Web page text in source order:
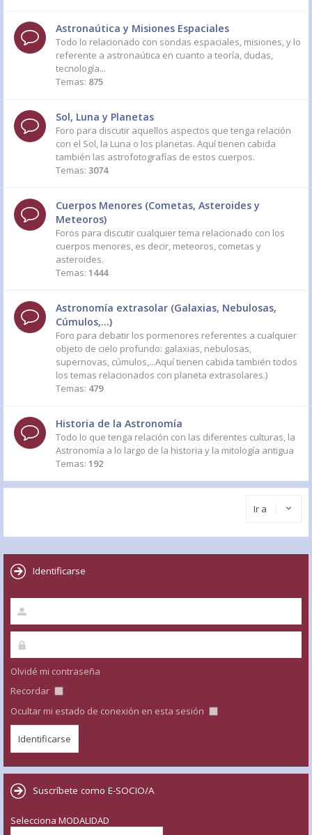
Astronaútica y Misiones Espaciales
Todo lo relacionado con sondas espaciales, misiones, y lo
referente a astronaútica en cuanto a teoría, dudas,
tecnología...
Temas: 875
Sol, Luna y Planetas
Foro para discutir aquellos aspectos que tenga relación
con el Sol, la Luna o los planetas. Aquí tienen cabida
también las astrofotografías de estos cuerpos.
Temas: 3074
Cuerpos Menores (Cometas, Asteroides y
Meteoros)
Foros para discutir cualquier tema relacionado con los
cuerpos menores, es decir, meteoros, cometas y
asteroides.
Temas: 1444
Astronomía extrasolar (Galaxias, Nebulosas,
Cúmulos,...)
Foro para debatir los pormenores referentes a cualquier
objeto de cielo profundo: galaxias, nebulosas,
supernovas, cúmulos,...Aquí tienen cabida también todos
los temas relacionados con planeta extrasolares.)
Temas: 479
Historia de la Astronomía
Todo lo que tenga relación con las diferentes culturas, la
Astronomía a lo largo de la historia y la mitología antigua
Temas: 192
Ir a
Identificarse
Olvidé mi contraseña
Recordar
Ocultar mi estado de conexión en esta sesión
Suscríbete como E-SOCIO/A
Selecciona MODALIDAD